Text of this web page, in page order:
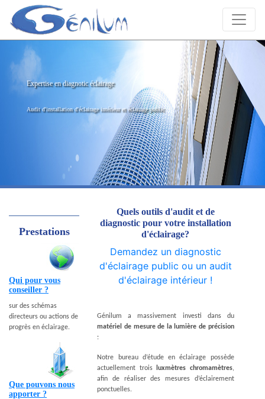
Expertise en diagnotic éclairage
Audit d'installation d'éclairage intérieur et éclairage public
Prestations
Qui pour vous
conseiller ?
sur des schémas
directeurs ou actions de
progrès en éclairage.
Que pouvons nous
apporter ?
Quels outils d'audit et de
diagnostic pour votre installation
d'éclairage?
Demandez un diagnostic
d'éclairage public ou un audit
d'éclairage intérieur !
Génilum a massivement investi dans du
matériel de mesure de la lumière de précision
:
Notre bureau d’étude en éclairage possède
actuellement trois
luxmètres chromamètres,
afin de réaliser des mesures d’éclairement
ponctuelles.